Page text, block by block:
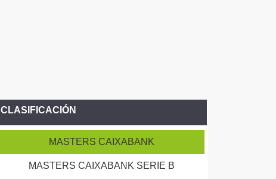
CLASIFICACIÓN
MASTERS CAIXABANK
MASTERS CAIXABANK SERIE B